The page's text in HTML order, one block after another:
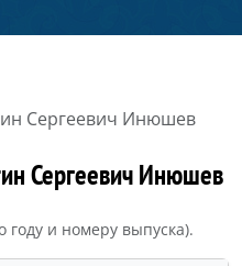
Сергеевич Инюшев
Сергеевич Инюшев
и номеру выпуска).